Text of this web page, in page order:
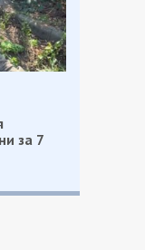
за 7